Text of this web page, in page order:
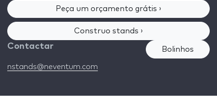
Peça um orçamento grátis ›
Construo stands ›
Contactar
nstands@neventum.com
Bolinhos